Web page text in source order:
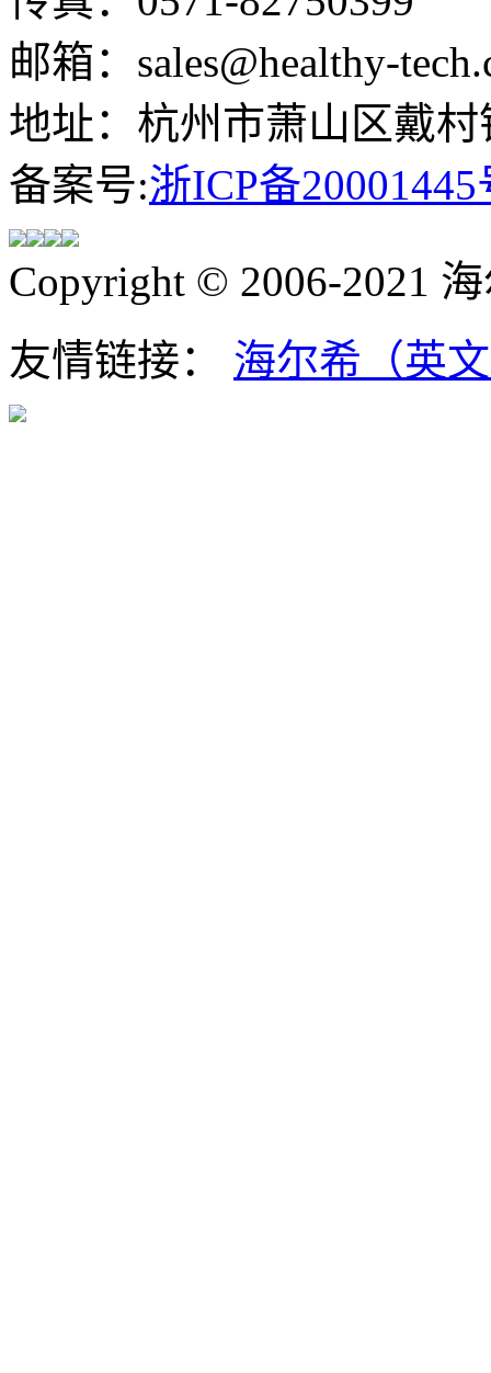
邮箱：sales@healthy-
地址：杭州市萧山区戴
备案号:浙ICP备20001445
Copyright © 2006-2021
友情链接： 海尔希（英